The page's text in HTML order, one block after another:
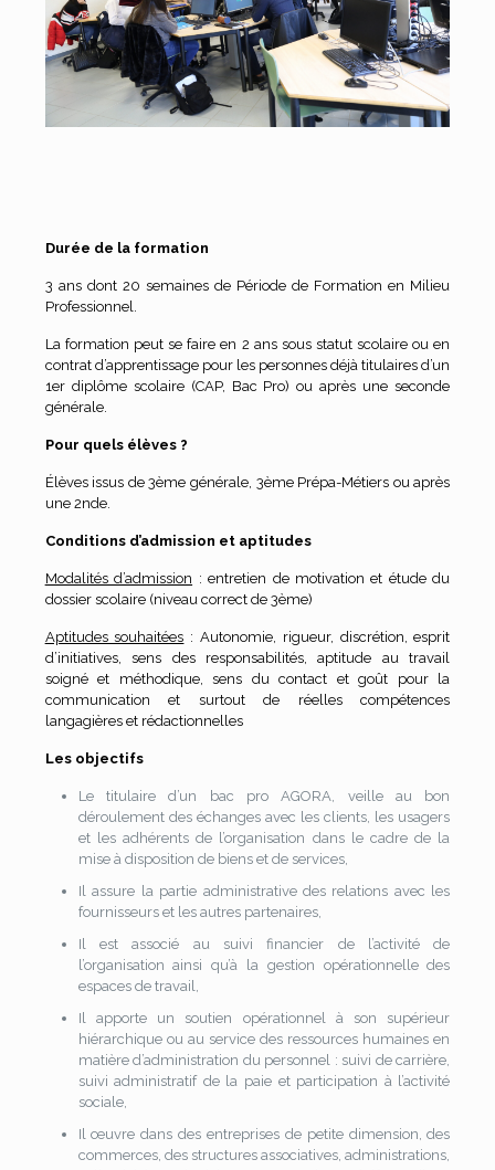
Durée de la formation
3 ans dont 20 semaines de Période de Formation en Milieu
Professionnel.
La formation peut se faire en 2 ans sous statut scolaire ou en
contrat d’apprentissage pour les personnes déjà titulaires d’un
1er diplôme scolaire (CAP, Bac Pro) ou après une seconde
générale.
Pour quels élèves ?
Élèves issus de 3ème générale, 3ème Prépa-Métiers ou après
une 2nde.
Conditions d’admission et aptitudes
Modalités d’admission : entretien de motivation et étude du
dossier scolaire (niveau correct de 3ème)
Aptitudes souhaitées : Autonomie, rigueur, discrétion, esprit
d’initiatives, sens des responsabilités, aptitude au travail
soigné et méthodique, sens du contact et goût pour la
communication et surtout de réelles compétences
langagières et rédactionnelles
Les objectifs
Le titulaire d’un bac pro AGORA, veille au bon
déroulement des échanges avec les clients, les usagers
et les adhérents de l’organisation dans le cadre de la
mise à disposition de biens et de services,
Il assure la partie administrative des relations avec les
fournisseurs et les autres partenaires,
Il est associé au suivi financier de l’activité de
l’organisation ainsi qu’à la gestion opérationnelle des
espaces de travail,
Il apporte un soutien opérationnel à son supérieur
hiérarchique ou au service des ressources humaines en
matière d’administration du personnel : suivi de carrière,
suivi administratif de la paie et participation à l’activité
sociale,
Il œuvre dans des entreprises de petite dimension, des
commerces, des structures associatives, administrations,